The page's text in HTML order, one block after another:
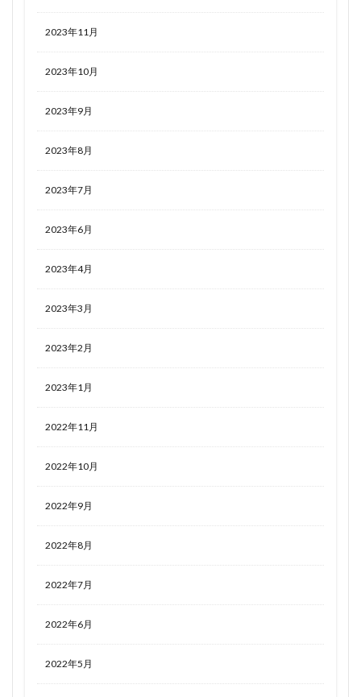
2023年11月
2023年10月
2023年9月
2023年8月
2023年7月
2023年6月
2023年4月
2023年3月
2023年2月
2023年1月
2022年11月
2022年10月
2022年9月
2022年8月
2022年7月
2022年6月
2022年5月